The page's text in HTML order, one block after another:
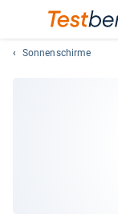
Sonnenschirme